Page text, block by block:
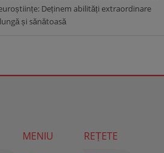
Deținem abilități extraordinare
și sănătoasă
MENIU
REȚETE